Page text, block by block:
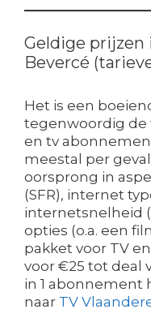
Geldige prijzen
Bevercé
Het is een
tegenwoordig de
en tv
meestal per
oorsprong in
(SFR), internet
internetsnelheid
opties (o.a. een
pakket voor TV
voor €25 tot deal
in 1 abonnement
naar TV